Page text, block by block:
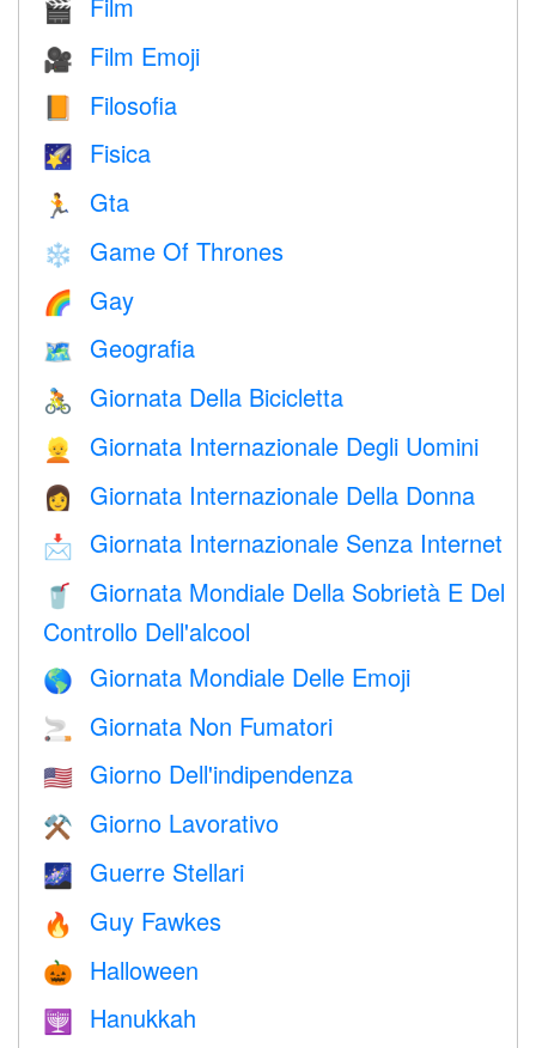
🎬
🎥 Film Emoji
📙 Filosofia
🌠 Fisica
🏃 Gta
❄️ Game Of Thrones
🌈 Gay
🗺 Geografia
🚴 Giornata Della Bicicletta
👱 Giornata Internazionale Degli Uomini
👩 Giornata Internazionale Della Donna
📩 Giornata Internazionale Senza Internet
🥤
Giornata Mondiale Della Sobrietà E Del
Controllo Dell'alcool
🌎 Giornata Mondiale Delle Emoji
🚬 Giornata Non Fumatori
🇺🇸 Giorno Dell'indipendenza
⚒️ Giorno Lavorativo
🌌 Guerre Stellari
🔥 Guy Fawkes
🎃 Halloween
🕎 Hanukkah